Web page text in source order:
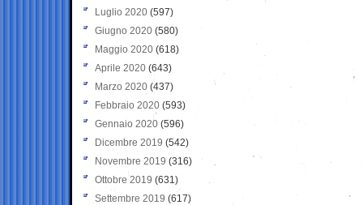
Luglio 2020 (597)
Giugno 2020 (580)
Maggio 2020 (618)
Aprile 2020 (643)
Marzo 2020 (437)
Febbraio 2020 (593)
Gennaio 2020 (596)
Dicembre 2019 (542)
Novembre 2019 (316)
Ottobre 2019 (631)
Settembre 2019 (617)